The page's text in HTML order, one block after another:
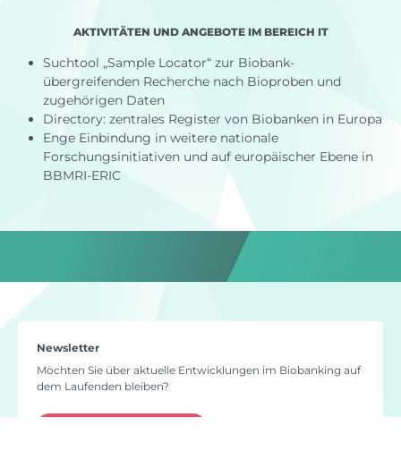
AKTIVITÄTEN UND ANGEBOTE IM BEREICH IT
Suchtool „Sample Locator“ zur Biobank-
übergreifenden Recherche nach Bioproben und
zugehörigen Daten
Directory: zentrales Register von Biobanken in Europa
Enge Einbindung in weitere nationale
Forschungsinitiativen und auf europäischer Ebene in
BBMRI-ERIC
Newsletter
Möchten Sie über aktuelle Entwicklungen im Biobanking auf
dem Laufenden bleiben?